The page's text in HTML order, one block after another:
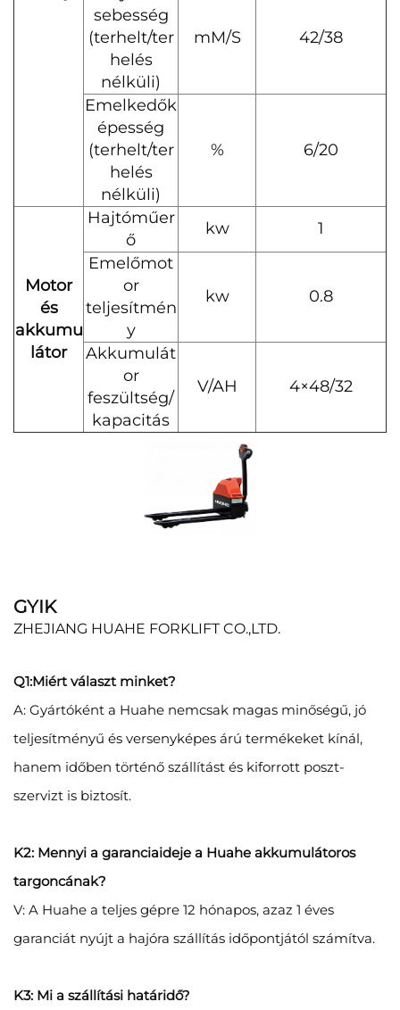
sebesség
(terhelt/ter
helés
nélküli)
mM/S 42/38
Emelkedők
épesség
(terhelt/ter
helés
nélküli)
% 6/20
Motor
és
akkumu
látor
Hajtóműer
ő
kw
1
Emelőmot
or
teljesítmén
y
kw 0.8
Akkumulát
or
feszültség/
kapacitás
V/AH 4×48/32
GYIK
ZHEJIANG HUAHE FORKLIFT CO.,LTD.
Q1:Miért választ minket?
A: Gyártóként a Huahe nemcsak magas minőségű, jó
teljesítményű és versenyképes árú termékeket kínál,
hanem időben történő szállítást és kiforrott poszt-
szervizt is biztosít.
K2: Mennyi a garanciaideje a Huahe akkumulátoros
targoncának?
V: A Huahe a teljes gépre 12 hónapos, azaz 1 éves
garanciát nyújt a hajóra szállítás időpontjától számítva.
K3: Mi a szállítási határidő?